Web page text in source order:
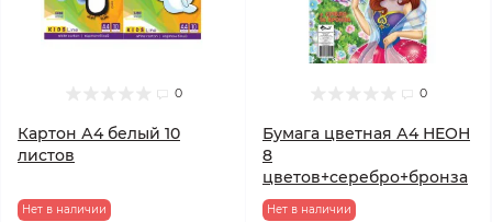
0
Картон А4 белый 10
листов
Нет в наличии
0
Бумага цветная А4 НЕОН
8
цветов+серебро+бронза
Нет в наличии